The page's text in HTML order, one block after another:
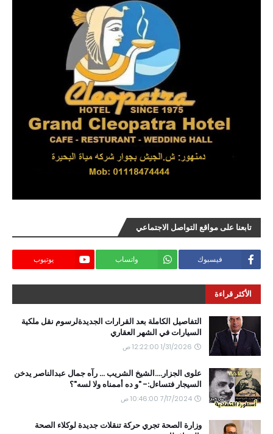
تابعنا على مواقع التواصل الاجتماعي
فيسبوك واتساب يوتيوب
الأكثر قراءة
التفاصيل الكاملة بعد القرارات الجديدةلرسوم نقل ملكية
السيارات في الشهر العقاري
1/31/2026 12:22:00 ص
علوى الجزار....الشيخ الشريب ... رآه جمال عبدالناصر يدخن
السيجار فتساءل:- "و ده أممناه ولا لسه"؟
7/17/2024 10:46:00 ص
وزارة الصحة تجري حركة تنقلات جديدة لوكلاء الصحة